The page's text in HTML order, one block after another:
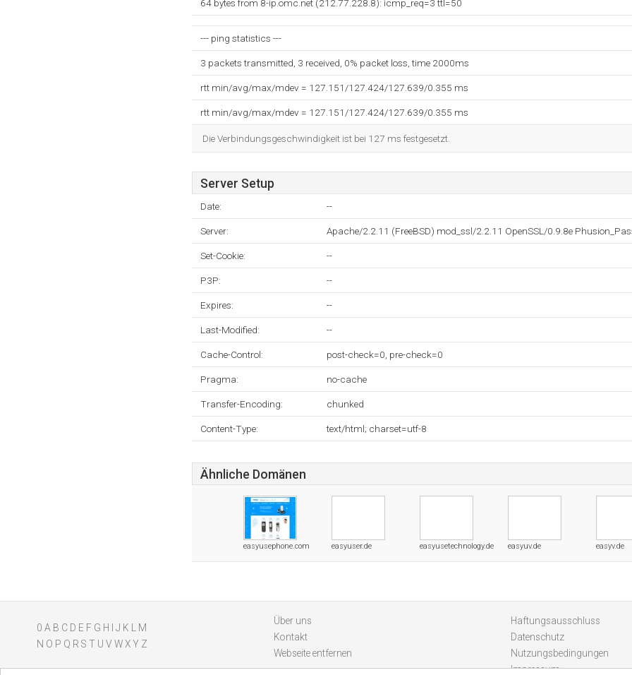
64 bytes from 8-ip.omc.net (212.77.228.8): icmp_req=3 ttl=50
--- ping statistics ---
3 packets transmitted, 3 received, 0% packet loss, time 2000ms
rtt min/avg/max/mdev = 127.151/127.424/127.639/0.355 ms
rtt min/avg/max/mdev = 127.151/127.424/127.639/0.355 ms
Die Verbindungsgeschwindigkeit ist bei 127 ms festgesetzt.
Server Setup
Date: --
Server: Apache/2.2.11 (FreeBSD) mod_ssl/2.2.11 OpenSSL/0.9.8e
Set-Cookie: --
P3P: --
Expires: --
Last-Modified: --
Cache-Control: post-check=0, pre-check=0
Pragma: no-cache
Transfer-Encoding: chunked
Content-Type: text/html; charset=utf-8
Ähnliche Domänen
easyusephone.com easyuser.de easyusetechnology.de easyuv.de easyv.de
0 A B C D E F G H J K
M
N O P Q R S T U V WXY Z
Über uns
Kontakt
Webseite entfernen
Haftungsausschluss
Datenschutz
Nutzungsbedingungen
Impressum